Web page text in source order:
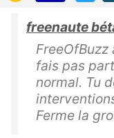
freenaute
fais pas
normal. Tu
Ferme la